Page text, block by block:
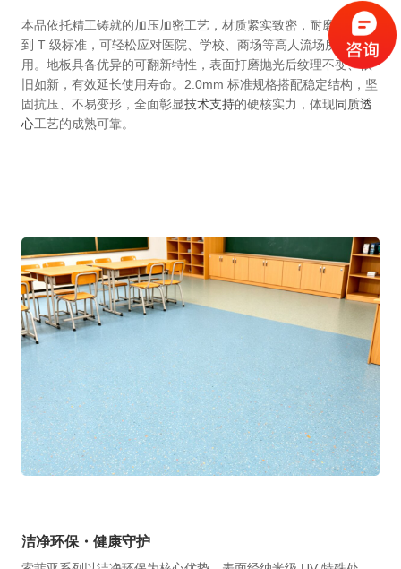
本品依托精工铸就的加压加密工艺，材质紧实致密，耐磨性能达
到 T 级标准，可轻松应对医院、学校、商场等高人流场所长期使
用。地板具备优异的可翻新特性，表面打磨抛光后纹理不变、依
旧如新，有效延长使用寿命。2.0mm 标准规格搭配稳定结构，坚
固抗压、不易变形，全面彰显技术支持的硬核实力，体现同质透
心工艺的成熟可靠。
洁净环保・健康守护